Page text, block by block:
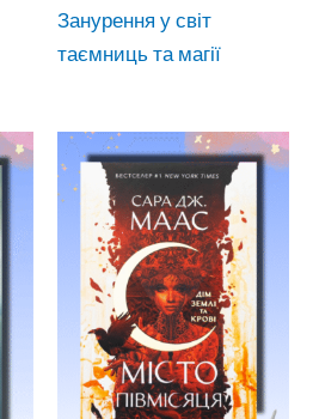
Занурення у світ
таємниць та магії